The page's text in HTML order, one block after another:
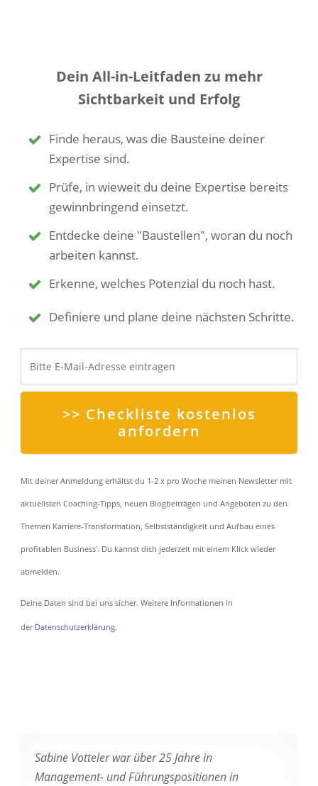
Dein All-in-Leitfaden zu mehr
Sichtbarkeit und Erfolg
Finde heraus, was die Bausteine deiner
Expertise sind.
Prüfe, in wieweit du deine Expertise bereits
gewinnbringend einsetzt.
Entdecke deine "Baustellen", woran du noch
arbeiten kannst.
Erkenne, welches Potenzial du noch hast.
Definiere und plane deine nächsten Schritte.
>> Checkliste kostenlos
anfordern
Mit deiner Anmeldung erhältst du 1-2 x pro Woche meinen Newsletter mit
aktuellsten Coaching-Tipps, neuen Blogbeiträgen und Angeboten zu den
Themen Karriere-Transformation, Selbstständigkeit und Aufbau eines
profitablen Business'. Du kannst dich jederzeit mit einem Klick wieder
abmelden.
Deine Daten sind bei uns sicher. Weitere Informationen in
der Datenschutzerklärung.
Sabine Votteler war über 25 Jahre in
Management- und Führungspositionen in